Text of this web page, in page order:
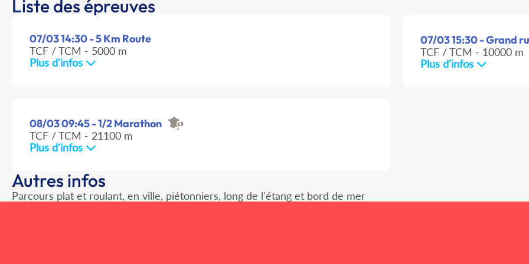
Liste des épreuves
07/03 14:30 - 5 Km Route
TCF / TCM - 5000 m
Plus d'infos
07/03 15:30 - Grand
TCF / TCM - 10000 m
Plus d'infos
08/03 09:45 - 1/2 Marathon
TCF / TCM - 21100 m
Plus d'infos
Autres infos
Parcours plat et roulant, en ville, piétonniers, long de l'étang et bord de mer